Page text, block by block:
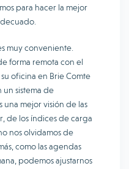
para hacer la mejor
muy conveniente.
forma remota con el
oficina en Brie Comte
sistema de
mejor visión de las
de los índices de carga
nos olvidamos de
como las agendas
podemos ajustarnos